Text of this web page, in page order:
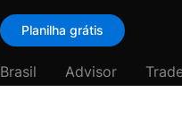
Planilha grátis
Brasil Advisor